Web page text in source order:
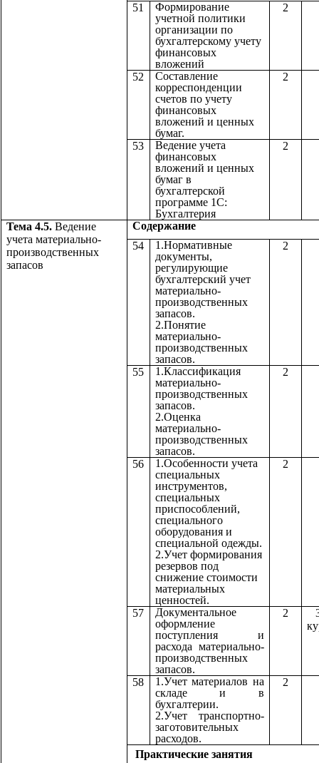
51
Формирование
учетной политики
организации по
бухгалтерскому учету
финансовых
вложений
2
52
Составление
корреспонденции
счетов по учету
финансовых
вложений и ценных
бумаг.
2
53
Ведение учета
финансовых
вложений и ценных
бумаг в
бухгалтерской
программе 1С:
Бухгалтерия
2
Тема 4.5. Ведение
учета материально-
производственных
запасов
54
1.Нормативные
документы,
регулирующие
бухгалтерский учет
материально-
производственных
запасов.
2.Понятие
материально-
производственных
запасов.
2
55
1.Классификация
материально-
производственных
запасов.
2.Оценка
материально-
производственных
запасов.
2
56
1.Особенности учета
специальных
инструментов,
специальных
приспособлений,
специального
оборудования и
специальной одежды.
2.Учет формирования
резервов под
снижение стоимости
материальных
ценностей.
2
57
Документальное
оформление
поступления и
расхода материально-
производственных
запасов.
2
58
1.Учет материалов на
складе и в
бухгалтерии.
2.Учет транспортно-
заготовительных
расходов.
2
Практические